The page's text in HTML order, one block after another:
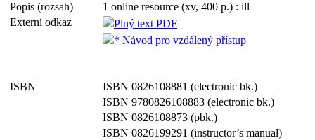
Popis (rozsah)
1 online resource (xv, 400 p.) : ill
Externí odkaz
Plný text PDF
* Návod pro vzdálený přístup
ISBN
ISBN 0826108881 (electronic bk.)
ISBN 9780826108883 (electronic bk.)
ISBN 0826108873 (pbk.)
ISBN 0826199291 (instructor’s manual)